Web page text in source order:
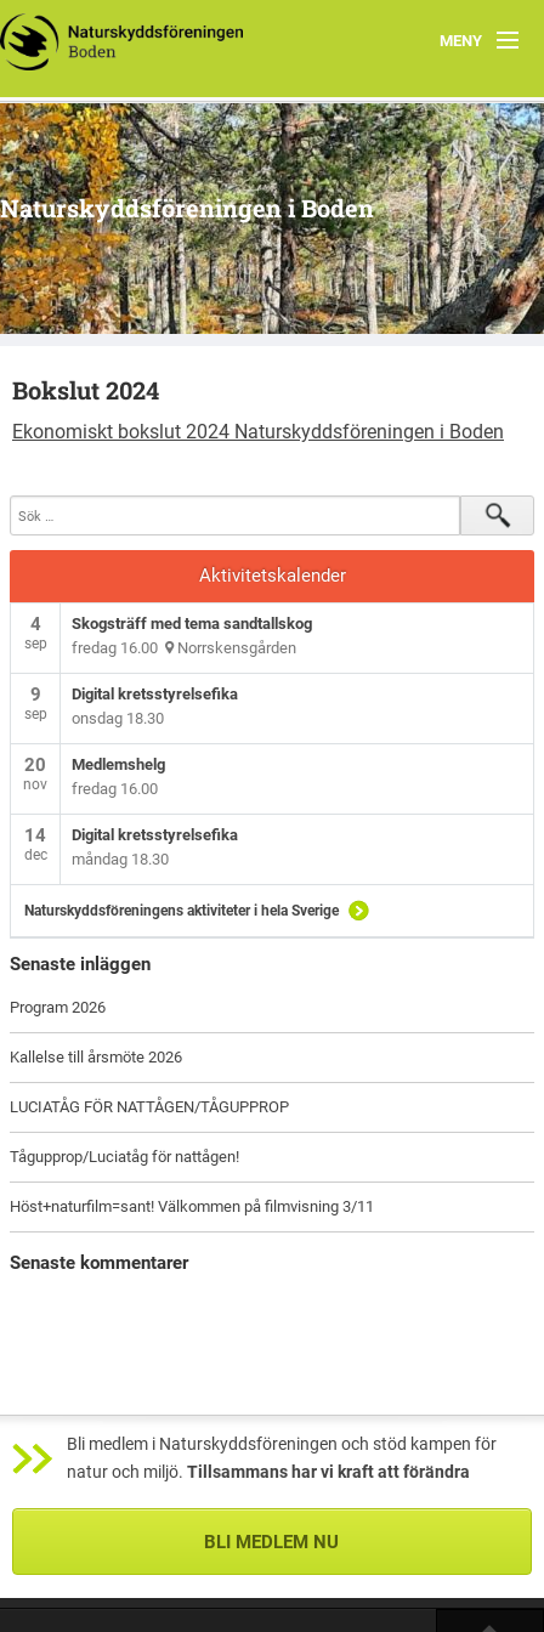
MENY
Hem
Om oss
Kontakta oss
Program
Årsmöte
Skogsgruppen Boden
Natursnokarna Boden
Naturskyddsföreningen i Boden
Bokslut 2024
Ekonomiskt bokslut 2024 Naturskyddsföreningen i Boden
Aktivitetskalender
4
sep
Skogsträff med tema sandtallskog
fredag 16.00 Norrskensgården
9
sep
Digital kretsstyrelsefika
onsdag 18.30
20
nov
Medlemshelg
fredag 16.00
14
dec
Digital kretsstyrelsefika
måndag 18.30
Naturskyddsföreningens aktiviteter i hela Sverige
Senaste inläggen
Program 2026
Kallelse till årsmöte 2026
LUCIATÅG FÖR NATTÅGEN/TÅGUPPROP
Tågupprop/Luciatåg för nattågen!
Höst+naturfilm=sant! Välkommen på filmvisning 3/11
Senaste kommentarer
Bli medlem i Naturskyddsföreningen och stöd kampen för
natur och miljö. Tillsammans har vi kraft att förändra
BLI MEDLEM NU